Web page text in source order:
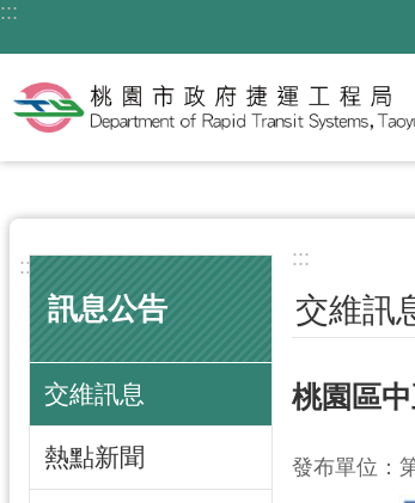
跳到主要內容區塊
:::
:::
訊息公告
交維訊息
熱點新聞
:::
交維訊
桃園區
發布單位：